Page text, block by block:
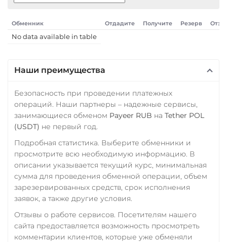
Solana (SOL)
StableUSD (USDS)
Starknet (STRK)
Sui
Sushi
Synthetix (SNX)
Terra (LUNA)
Terra Classic (LUNC)
Tether (USDT)
Omni ERC20
TRC20
BEP20
SOL
CRONOS
ARB
AVAXC
OP
TON
NEAR APT
Tether Gold (XAUt)
Россельхоз банк RUB
Русский Стандарт RUB
Сбербанк
RUB QR RUB
СБП RUB
Счет ИП/ООО
UAH USD EUR
Тинькофф
RUB QR RUB
Обменник Отдадите Получите Резерв
No data available in table
Наши преимущества
Безопасность при проведении платежных
операций. Наши партнеры – надежные сервисы,
занимающиеся обменом Payeer RUB на Tether POL
(USDT) не первый год.
Подробная статистика. Выберите обменники и
просмотрите всю необходимую информацию. В
описании указывается текущий курс, минимальная
сумма для проведения обменной операции, объем
зарезервированных средств, срок исполнения
заявок, а также другие условия.
Отзывы о работе сервисов. Посетителям нашего
сайта предоставляется возможность просмотреть
комментарии клиентов, которые уже обменяли